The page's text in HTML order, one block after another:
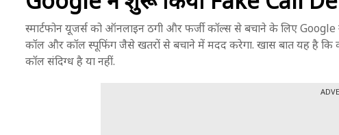
स्मार्टफोन यूजर्स को ऑनलाइन ठगी और फर्जी कॉल्स से बचाने के लिए
कॉल और कॉल स्पूफिंग जैसे खतरों से बचाने में मदद करेगा. खास बात यह है कि
कॉल संदिग्ध है या नहीं.